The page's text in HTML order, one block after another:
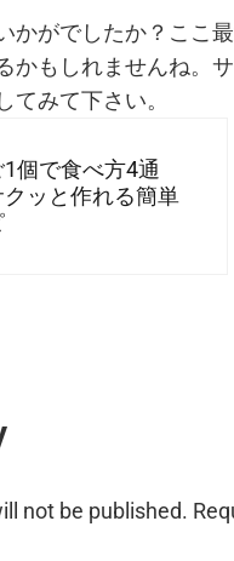
かがでしたか？ここ
かもしれませんね。
てみて下さい。
個で食べ方4通
ッと作れる簡単
not be published.